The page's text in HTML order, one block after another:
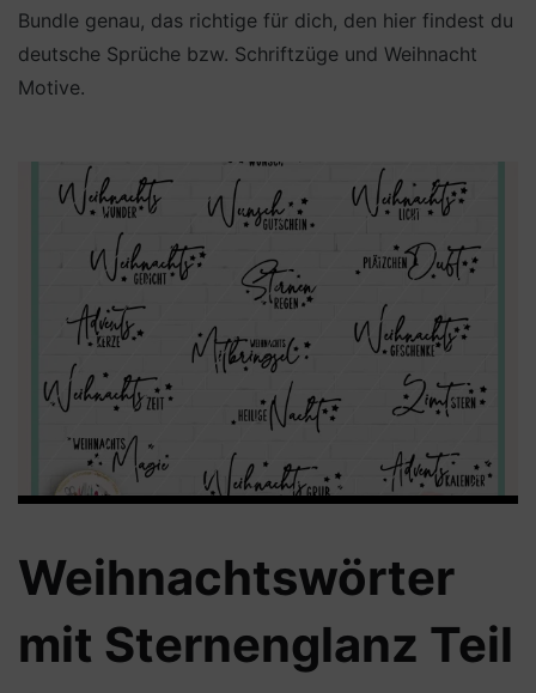
Bundle genau, das richtige für dich, den hier findest du
deutsche Sprüche bzw. Schriftzüge und Weihnacht
Motive.
Weihnachtswörter
mit Sternenglanz Teil